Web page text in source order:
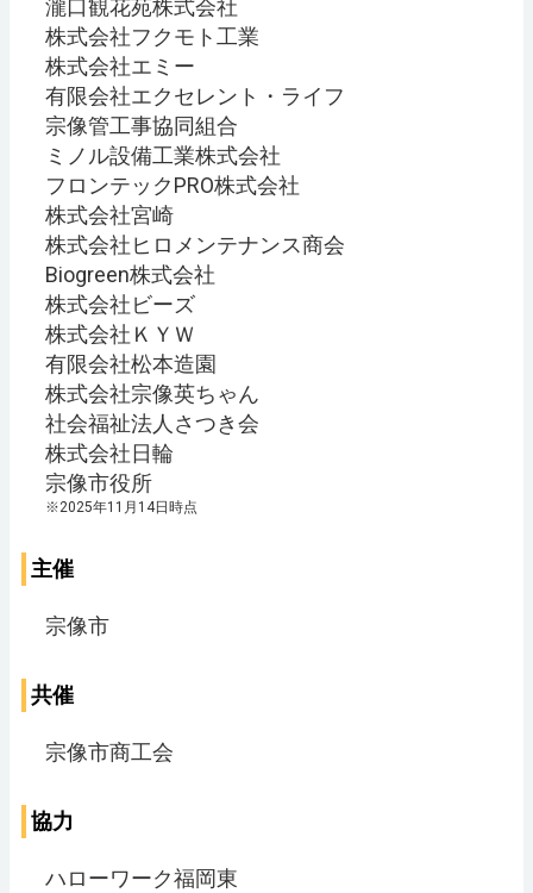
瀧口観花苑株式会社
株式会社フクモト工業
株式会社エミー
有限会社エクセレント・ライフ
宗像管工事協同組合
ミノル設備工業株式会社
フロンテックPRO株式会社
株式会社宮崎
株式会社ヒロメンテナンス商会
Biogreen株式会社
株式会社ビーズ
株式会社ＫＹＷ
有限会社松本造園
株式会社宗像英ちゃん
社会福祉法人さつき会
株式会社日輪
宗像市役所
※2025年11月14日時点
主催
宗像市
共催
宗像市商工会
協力
ハローワーク福岡東